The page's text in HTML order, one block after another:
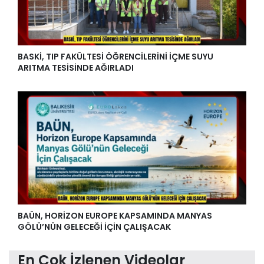
BASKİ, TIP FAKÜLTESİ ÖĞRENCİLERİNİ İÇME SUYU
ARITMA TESİSİNDE AĞIRLADI
BAÜN, HORİZON EUROPE KAPSAMINDA MANYAS
GÖLÜ’NÜN GELECEĞİ İÇİN ÇALIŞACAK
En Çok İzlenen Videolar